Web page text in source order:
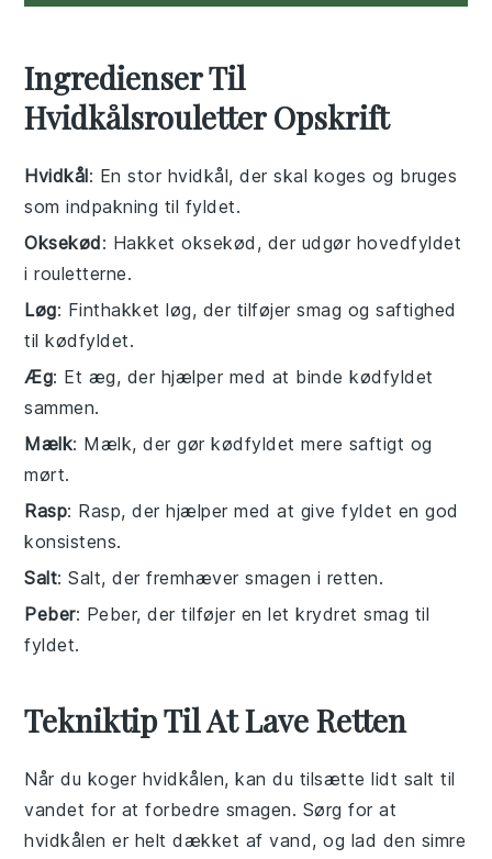
Ingredienser Til
Hvidkålsrouletter Opskrift
Hvidkål: En stor hvidkål, der skal koges og bruges
som indpakning til fyldet.
Oksekød: Hakket oksekød, der udgør hovedfyldet
i rouletterne.
Løg: Finthakket løg, der tilføjer smag og saftighed
til kødfyldet.
Æg: Et æg, der hjælper med at binde kødfyldet
sammen.
Mælk: Mælk, der gør kødfyldet mere saftigt og
mørt.
Rasp: Rasp, der hjælper med at give fyldet en god
konsistens.
Salt: Salt, der fremhæver smagen i retten.
Peber: Peber, der tilføjer en let krydret smag til
fyldet.
Tekniktip Til At Lave Retten
Når du koger hvidkålen, kan du tilsætte lidt salt til
vandet for at forbedre smagen. Sørg for at
hvidkålen er helt dækket af vand, og lad den simre